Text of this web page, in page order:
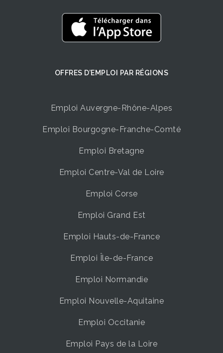
OFFRES D’EMPLOI ​PAR RÉGIONS
Emploi Auvergne-Rhône-Alpes
Emploi Bourgogne-Franche-Comté
Emploi Bretagne
Emploi Centre-Val de Loire
Emploi Corse
Emploi Grand Est
Emploi Hauts-de-France
Emploi Île-de-France
Emploi Normandie
Emploi Nouvelle-Aquitaine
Emploi Occitanie
Emploi Pays de la Loire